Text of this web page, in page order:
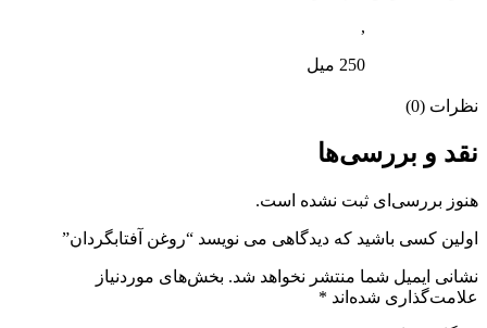
,
250 میل
نظرات (0)
نقد و بررسی‌ها
هنوز بررسی‌ای ثبت نشده است.
اولین کسی باشید که دیدگاهی می نویسد “روغن آفتابگردان”
نشانی ایمیل شما منتشر نخواهد شد. بخش‌های موردنیاز
علامت‌گذاری شده‌اند *